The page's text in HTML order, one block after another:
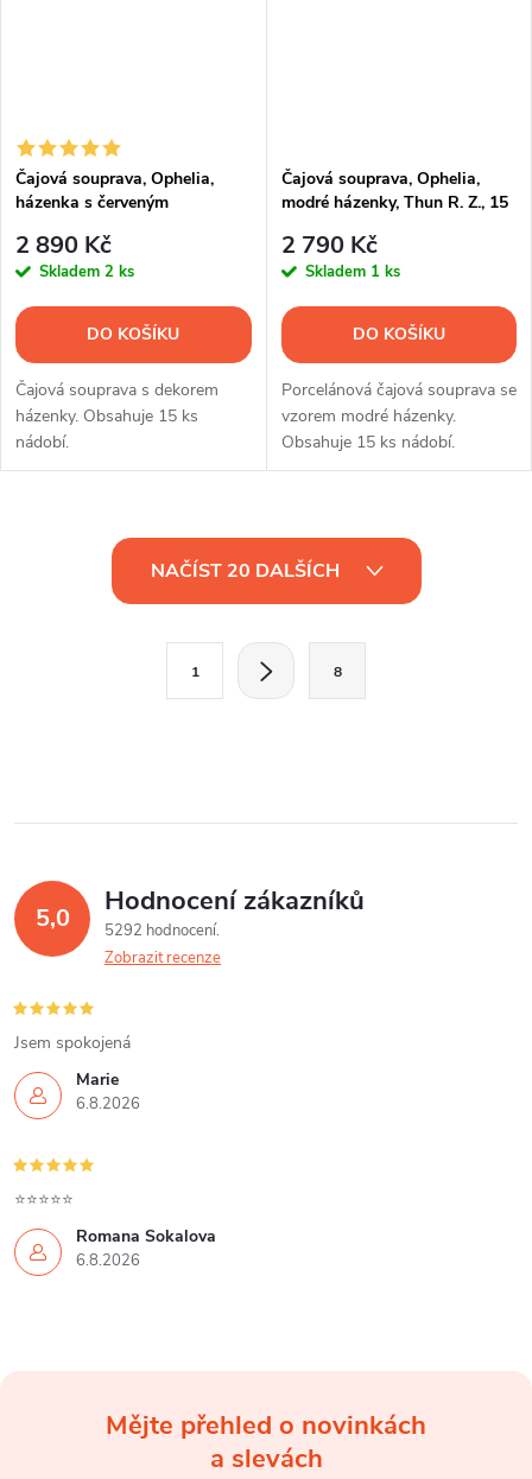
Čajová souprava, Ophelia,
házenka s červeným
2 890 Kč
Skladem 2 ks
DO KOŠÍKU
Čajová souprava s dekorem
házenky. Obsahuje 15 ks
nádobí.
Čajová souprava, Ophelia,
modré házenky, Thun R. Z., 15
2 790 Kč
Skladem 1 ks
DO KOŠÍKU
Porcelánová čajová souprava se
vzorem modré házenky.
Obsahuje 15 ks nádobí.
í
p
v
k
y
v
ý
p
NAČÍST 20 DALŠÍCH
k
v
á
n
1 8
5,0 Hodnocení zákazníků
5292 hodnocení
Zobrazit recenze
Marie
6.8.2026
Jsem spokojená
Romana Sokalova
6.8.2026
⭐⭐⭐⭐⭐
Mějte přehled o novinkách
a slevách